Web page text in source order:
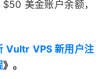
417.64 417.64
美金账户余额，
Vultr VPS 新用户注
》。